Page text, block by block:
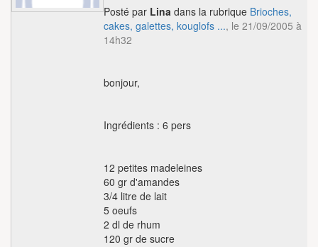
Posté par Lina dans la rubrique Brioches,
cakes, galettes, kouglofs ..., le 21/09/2005 à
14h32
bonjour,
Ingrédients : 6 pers
12 petites madeleines
60 gr d'amandes
3/4 litre de lait
5 oeufs
2 dl de rhum
120 gr de sucre